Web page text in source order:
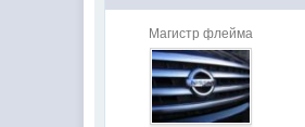
Магистр флейма